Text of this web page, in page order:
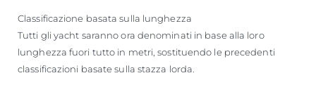
Classificazione basata sulla lunghezza
Tutti gli yacht saranno ora denominati in base alla loro
lunghezza fuori tutto in metri, sostituendo le precedenti
classificazioni basate sulla stazza lorda.